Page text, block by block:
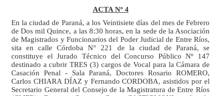
ACTA Nº 4
En la ciudad de Paraná, a los Veintisiete días del mes de Febrero
de Dos mil Quince, a las 8:30 horas, en la sede de la Asociación
de Magistrados y Funcionarios del Poder Judicial de Entre Ríos,
sita en calle Córdoba N° 221 de la ciudad de Paraná, se
constituye el Jurado Técnico delConcurso Público Nº 147
destinado a cubrir TRES (3) cargos de Vocal para la Cámara de
Casación Penal - Sala Paraná, Doctores Rosario ROMERO,
Carlos CHIARA DÍAZ y Fernando CORDOBA, asistidos por el
Secretario General del Consejo de la Magistratura de Entre Ríos